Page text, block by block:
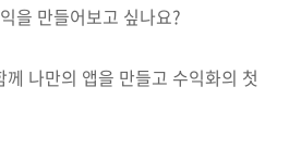
을 만들어보고 싶나요?
나만의 앱을 만들고 수익화의 첫